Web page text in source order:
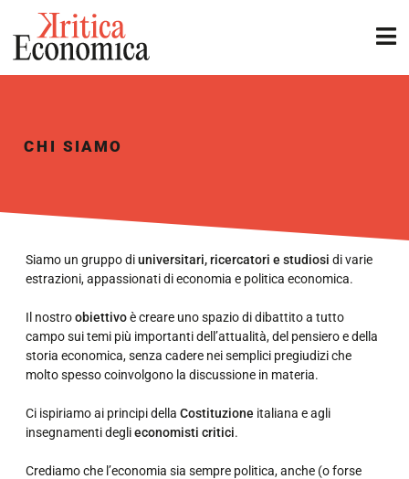
CHI SIAMO
Siamo un gruppo diuniversitari, ricercatori e studiosi di varie
estrazioni, appassionati di economia e politica economica.
Il nostroobiettivoè creare uno spazio di dibattito a tutto
campo sui temi più importanti dell’attualità, del pensiero e della
storia economica, senza cadere nei semplici pregiudizi che
molto spesso coinvolgono la discussione in materia.
Ci ispiriamo ai principi della Costituzione italiana e agli
insegnamenti deglieconomisti critici.
Crediamo che l’economia sia sempre politica, anche (o forse